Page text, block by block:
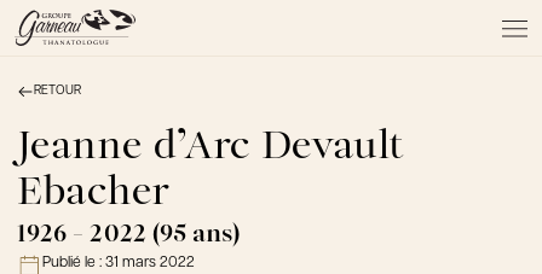
À PROPOS
NOS SERVICES
NOS PRODUITS
NOTRE ÉQUIPE
NOS SALONS
AVIS DE DÉCÈS
RETOUR
Jeanne d’Arc Devault
Ebacher
1926 - 2022 (95 ans)
Publié le : 31 mars 2022